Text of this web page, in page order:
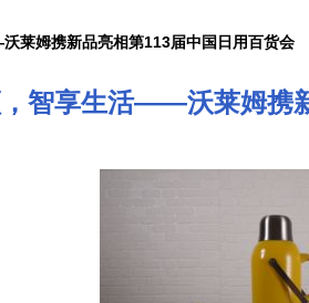
莱姆携新品亮相第113届中国日用百货会
智享生活——沃莱姆携